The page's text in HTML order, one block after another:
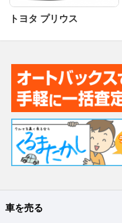
トヨタ プリウス
車を売る